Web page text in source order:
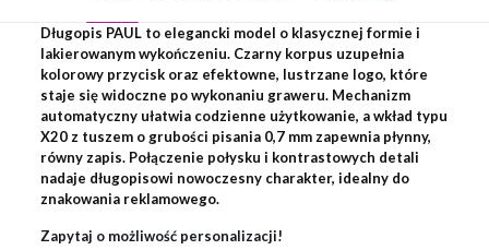
Długopis PAUL to elegancki model o klasycznej formie i
lakierowanym wykończeniu. Czarny korpus uzupełnia
kolorowy przycisk oraz efektowne, lustrzane logo, które
staje się widoczne po wykonaniu graweru. Mechanizm
automatyczny ułatwia codzienne użytkowanie, a wkład typu
X20 z tuszem o grubości pisania 0,7 mm zapewnia płynny,
równy zapis. Połączenie połysku i kontrastowych detali
nadaje długopisowi nowoczesny charakter, idealny do
znakowania reklamowego.
Zapytaj o możliwość personalizacji!